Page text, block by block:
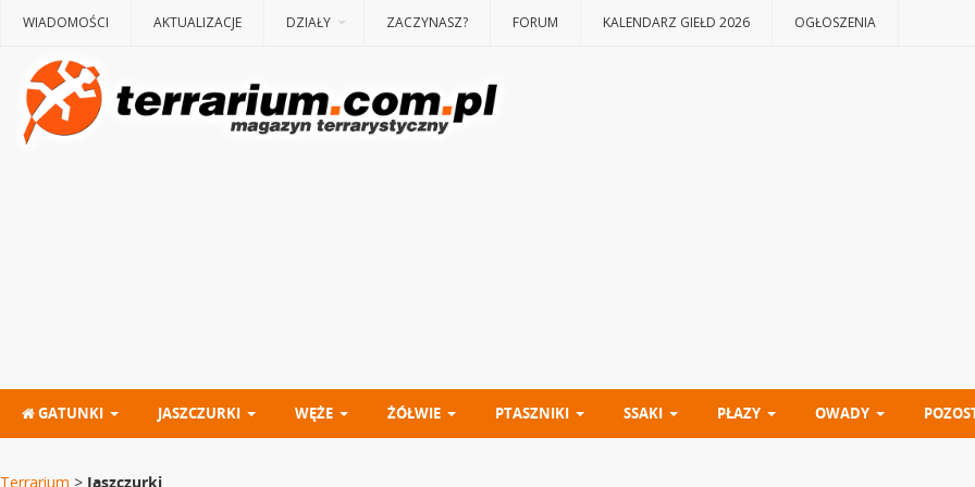
WIADOMOŚCI AKTUALIZACJE DZIAŁY ZACZYNASZ? FORUM KALENDARZ GIEŁD 2026 OGŁOSZENIA
GATUNKI JASZCZURKI WĘŻE ŻÓŁWIE PTASZNIKI SSAKI PŁAZY OWADY
Terrarium > Jaszczurki